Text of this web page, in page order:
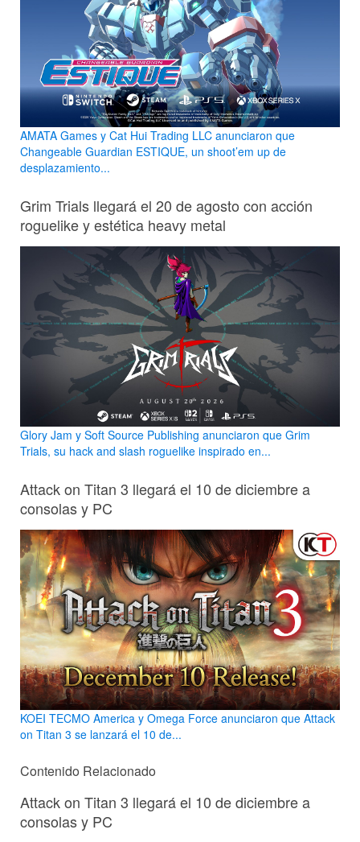
AMATA Games y Cat Hui Trading LLC anunciaron que
Changeable Guardian ESTIQUE, un shoot’em up de
desplazamiento...
Grim Trials llegará el 20 de agosto con acción
roguelike y estética heavy metal
Glory Jam y Soft Source Publishing anunciaron que Grim
Trials, su hack and slash roguelike inspirado en...
Attack on Titan 3 llegará el 10 de diciembre a
consolas y PC
KOEI TECMO America y Omega Force anunciaron que Attack
on Titan 3 se lanzará el 10 de...
Contenido Relacionado
Attack on Titan 3 llegará el 10 de diciembre a
consolas y PC